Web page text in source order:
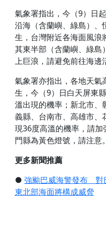
氣象署指出，今（9）日
沿海（含蘭嶼、綠島）、
生，台灣附近各海面風浪
其東半部（含蘭嶼、綠島
上巨浪，請避免前往海邊
氣象署亦指出，各地天氣
生，今（9）日白天屏東
溫出現的機率；新北市、
義縣、台南市、高雄市、
現36度高溫的機率，請
門縣為黃色燈號，請注意。
更多新聞推薦
● 強颱巴威海警發布 對
東北部海面將構成威脅